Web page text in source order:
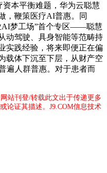
本平衡难题，华为云聪慧
，鞭策医疗AI普惠。同
AI梦工场”首个专区——聪慧
动驾驶、具身智能等范畴持
实践经验，将来即便正在偏
载体下沉至下层，从财产空
遍人群普惠。对于患者而
站刊登/转载此文出于传递更多
论证其描述。J9.COM信息技术